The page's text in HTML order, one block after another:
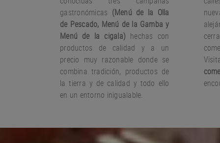
gastronómicas (Menú de la Olla
de Pescado, Menú de la Gamba y
Menú de la cigala) hechas con
productos
de calidad y a un
precio muy razonable donde se
combina tradición, productos de
la tierra y de calidad y todo ello
en un entorno inigualable.